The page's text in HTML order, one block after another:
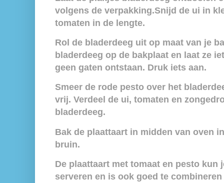
volgens de verpakking.Snijd de ui in
tomaten in de lengte.
Rol de bladerdeeg uit op maat van je
bladerdeeg op de bakplaat en laat ze
geen gaten ontstaan. Druk iets aan.
Smeer de rode pesto over het
vrij. Verdeel de ui, tomaten en
bladerdeeg.
Bak de plaattaart in midden van oven
bruin.
De plaattaart met tomaat en pesto kun
serveren en is ook goed te